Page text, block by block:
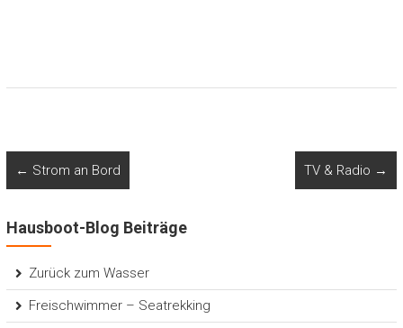
← Strom an Bord TV & Radio →
Hausboot-Blog Beiträge
Zurück zum Wasser
Freischwimmer – Seatrekking